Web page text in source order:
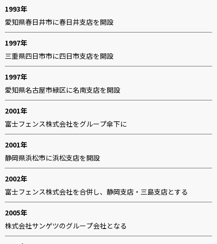
1993年
愛知県春日井市に春日井支店を開設
1997年
三重県四日市市に四日市支店を開設
1997年
愛知県名古屋市緑区に名南支店を開設
2001年
富士フェンス株式会社をグループ傘下に
2001年
静岡県浜松市に浜松支店を開設
2002年
富士フェンス株式会社を合併し、静岡支店・三島支店とする
2005年
株式会社サンゲツのグループ会社となる